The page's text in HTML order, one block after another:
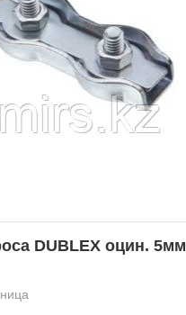
DUBLEX оцин. 5мм